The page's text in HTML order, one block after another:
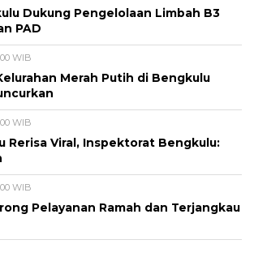
Dukung Pengelolaan Limbah B3
PAD
WIB
Merah Putih di Bengkulu
WIB
Rerisa Viral, Inspektorat Bengkulu:
WIB
Pelayanan Ramah dan Terjangkau